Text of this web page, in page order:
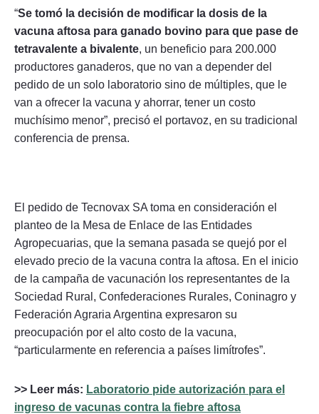
“Se tomó la decisión de modificar la dosis de la
vacuna aftosa para ganado bovino para que pase de
tetravalente a bivalente, un beneficio para 200.000
productores ganaderos, que no van a depender del
pedido de un solo laboratorio sino de múltiples, que le
van a ofrecer la vacuna y ahorrar, tener un costo
muchísimo menor”, precisó el portavoz, en su tradicional
conferencia de prensa.
El pedido de Tecnovax SA toma en consideración el
planteo de la Mesa de Enlace de las Entidades
Agropecuarias, que la semana pasada se quejó por el
elevado precio de la vacuna contra la aftosa. En el inicio
de la campaña de vacunación los representantes de la
Sociedad Rural, Confederaciones Rurales, Coninagro y
Federación Agraria Argentina expresaron su
preocupación por el alto costo de la vacuna,
“particularmente en referencia a países limítrofes”.
>> Leer más: Laboratorio pide autorización para el
ingreso de vacunas contra la fiebre aftosa